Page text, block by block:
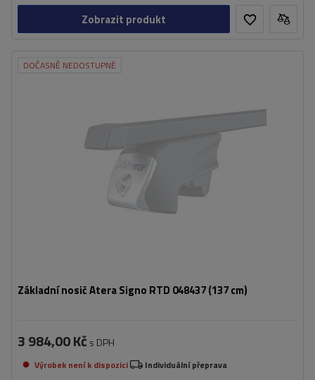
Zobrazit produkt
DOČASNĚ NEDOSTUPNÉ
Základní nosič Atera Signo RTD 048437 (137 cm)
3 984,00 Kč s DPH
Výrobek není k dispozici Individuální přeprava